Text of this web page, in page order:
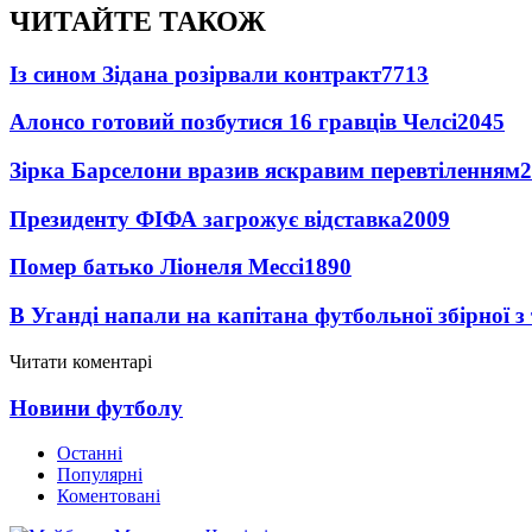
ЧИТАЙТЕ ТАКОЖ
Із сином Зідана розірвали контракт7713
Алонсо готовий позбутися 16 гравців Челсі2045
Зірка Барселони вразив яскравим перевтіленням
Президенту ФІФА загрожує відставка2009
Помер батько Ліонеля Мессі1890
В Уганді напали на капітана футбольної збірної
Читати коментарі
Новини футболу
Останні
Популярні
Коментовані